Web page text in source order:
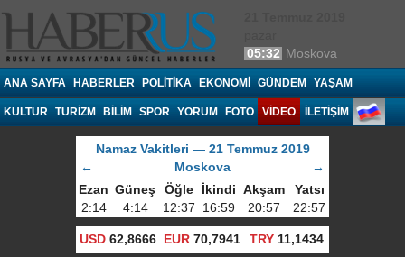
Haberrus.com
05:32 Moskova
ANA SAYFA HABERLER POLITIKA EKONOMI GÜNDEM YAŞAM
KÜLTÜR TURIZM BILIM SPOR YORUM FOTO VIDEO İLETİŞİM
Namaz Vakitleri — 21 Temmuz 2019
←
Moskova
→
Ezan Güneş Öğle İkindi Akşam
Yatsı
2:14
4:14 12:37 16:59 20:57 22:57
USD 62,8666 EUR 70,7941 TRY 11,1434